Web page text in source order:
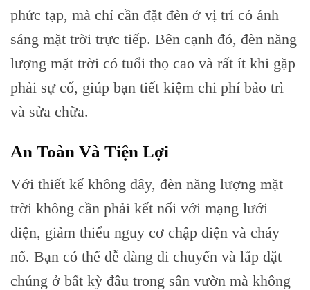
phức tạp, mà chỉ cần đặt đèn ở vị trí có ánh
sáng mặt trời trực tiếp. Bên cạnh đó, đèn năng
lượng mặt trời có tuổi thọ cao và rất ít khi gặp
phải sự cố, giúp bạn tiết kiệm chi phí bảo trì
và sửa chữa.
An Toàn Và Tiện Lợi
Với thiết kế không dây, đèn năng lượng mặt
trời không cần phải kết nối với mạng lưới
điện, giảm thiểu nguy cơ chập điện và cháy
nổ. Bạn có thể dễ dàng di chuyển và lắp đặt
chúng ở bất kỳ đâu trong sân vườn mà không